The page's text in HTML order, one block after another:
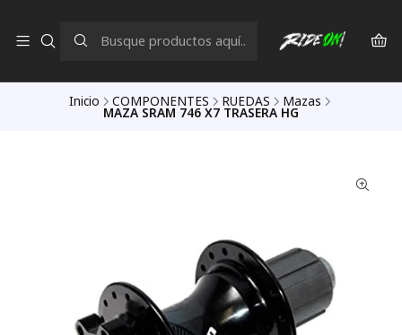
Inicio COMPONENTES RUEDAS Mazas
MAZA SRAM 746 X7 TRASERA HG